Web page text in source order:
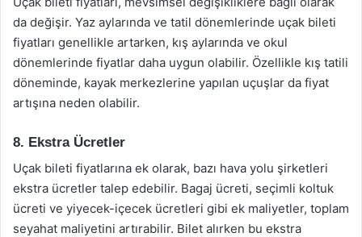
da değişir. Yaz aylarında ve tatil dönemlerinde uçak bileti
fiyatları genellikle artarken, kış aylarında ve okul
dönemlerinde fiyatlar daha uygun olabilir. Özellikle kış tatili
döneminde, kayak merkezlerine yapılan uçuşlar da fiyat
artışına neden olabilir.
8. Ekstra Ücretler
Uçak bileti fiyatlarına ek olarak, bazı hava yolu şirketleri
ekstra ücretler talep edebilir. Bagaj ücreti, seçimli koltuk
ücreti ve yiyecek-içecek ücretleri gibi ek maliyetler, toplam
seyahat maliyetini artırabilir. Bilet alırken bu ekstra